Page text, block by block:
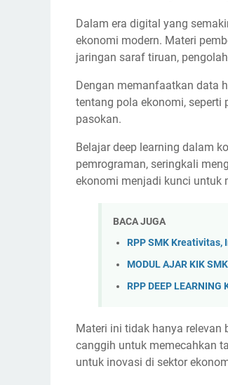
Dalam era digital yang
ekonomi modern. Materi
jaringan saraf tiruan,
Dengan memanfaatkan data
tentang pola ekonomi,
pasokan.
Belajar deep learning dalam
pemrograman, seringkali
ekonomi menjadi kunci untuk
BACA JUGA
RPP SMK Kreativitas,
MODUL AJAR KIK
RPP DEEP
Materi ini tidak hanya
canggih untuk memecahkan
untuk inovasi di sektor